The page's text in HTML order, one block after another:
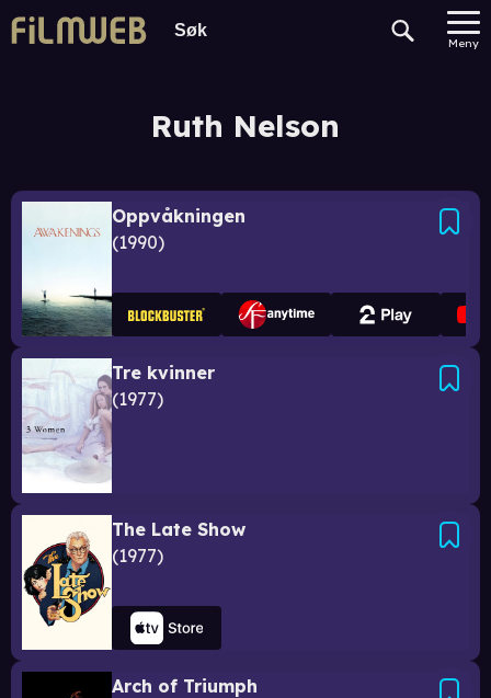
Meny
Ruth Nelson
Oppvåkningen
1990
Tre kvinner
1977
The Late Show
1977
Arch of Triumph